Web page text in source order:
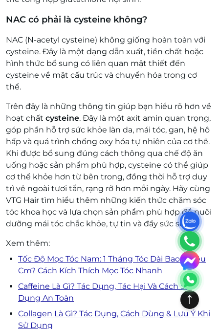
NAC có phải là cysteine không?
NAC (N-acetyl cysteine) không giống hoàn toàn với
cysteine. Đây là một dạng dẫn xuất, tiền chất hoặc
hình thức bổ sung có liên quan mật thiết đến
cysteine về mặt cấu trúc và chuyển hóa trong cơ
thể.
Trên đây là những thông tin giúp bạn hiểu rõ hơn về
hoạt chất cysteine. Đây là một axit amin quan trọng,
góp phần hỗ trợ sức khỏe làn da, mái tóc, gan, hệ hô
hấp và quá trình chống oxy hóa tự nhiên của cơ thể.
Khi được bổ sung đúng cách thông qua chế độ ăn
uống hoặc sản phẩm phù hợp, cysteine có thể giúp
cơ thể khỏe hơn từ bên trong, đồng thời hỗ trợ duy
trì vẻ ngoài tươi tắn, rạng rỡ hơn mỗi ngày. Hãy cùng
VTG Hair tìm hiểu thêm những kiến thức chăm sóc
tóc khoa học và lựa chọn sản phẩm phù hợp để nuôi
dưỡng mái tóc chắc khỏe, tự tin và đầy sức sống.
Xem thêm:
Tốc Độ Mọc Tóc Nam: 1 Tháng Tóc Dài Bao Nhiêu
Cm? Cách Kích Thích Mọc Tóc Nhanh
Caffeine Là Gì? Tác Dụng, Tác Hại Và Cách Sử
Dụng An Toàn
Collagen Là Gì? Tác Dụng, Cách Dùng & Lưu Ý Khi
Sử Dụng